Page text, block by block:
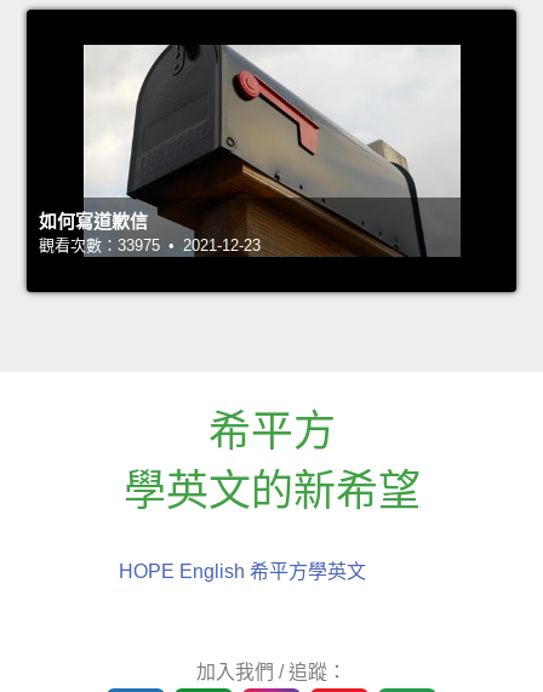
如何寫道歉信
觀看次數：33975 • 2021-12-23
希平方
學英文的新希望
HOPE English 希平方學英文
加入我們 / 追蹤：